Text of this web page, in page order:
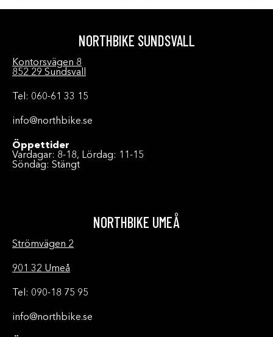
NORTHBIKE SUNDSVALL
Kontorsvägen 8
852 29 Sundsvall
Tel: 060-61 33 15
info@northbike.se
Öppettider
Vardagar: 8-18, Lördag: 11-15
Söndag: Stängt
NORTHBIKE UMEÅ
Strömvägen 2
901 32 Umeå
Tel: 090-18 75 95
info@northbike.se